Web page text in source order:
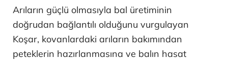
Arıların güçlü olmasıyla bal üretiminin
doğrudan bağlantılı olduğunu vurgulayan
Koşar, kovanlardaki arıların bakımından
peteklerin hazırlanmasına ve balın hasat